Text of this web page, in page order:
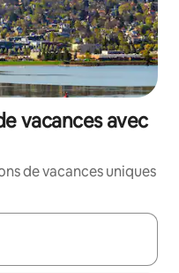
vacances avec
de vacances uniques
les flèches vers le